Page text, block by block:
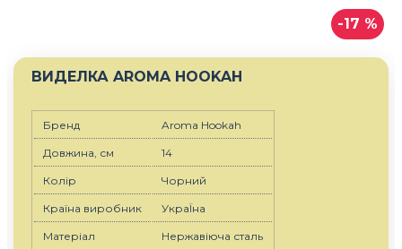
-17 %
ВИДЕЛКА AROMA HOOKAH
Бренд Aroma Hookah
Довжина, см 14
Колір Чорний
Країна виробник УкраЇна
Матеріал Нержавіюча сталь